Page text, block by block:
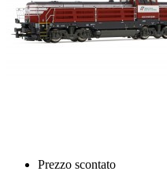
Prezzo scontato